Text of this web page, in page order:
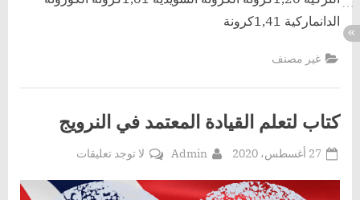
الدانماركية 1,41كرونة
غير مصنف
كتاب لتعلم القيادة المعتمد في النرويج
Posted
27 أغسطس، 2020 By
Admin لا توجد تعليقاتعلى
لتعلم